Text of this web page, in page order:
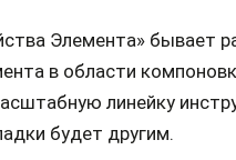
Элемента» бывает
в области
линейку
будет другим.